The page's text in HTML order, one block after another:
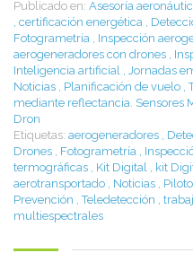
Publicado en: Asesoría
, certificación energética ,
Fotogrametría , Inspección
aerogeneradores con drones ,
Inteligencia artificial , Jornadas
Noticias , Planificación de vuelo ,
mediante reflectancia. Sensores
Dron
Etiquetas: aerogeneradores ,
Drones , Fotogrametría ,
termográficas , Kit Digital , kit
aerotransportado , Noticias ,
Prevención , Teledetección ,
multiespectrales